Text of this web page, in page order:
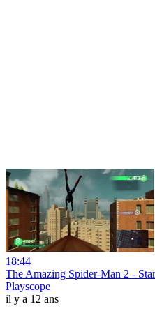
18:44
The Amazing Spider-Man 2 -
Playscope
il y a 12 ans